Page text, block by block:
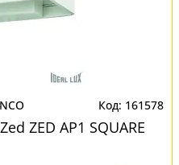
161578
ZED AP1 SQUARE